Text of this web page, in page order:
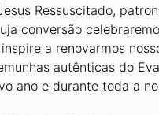
Ressuscitado,
conversão
a renovarmos
autênticas do
ano e durante toda a